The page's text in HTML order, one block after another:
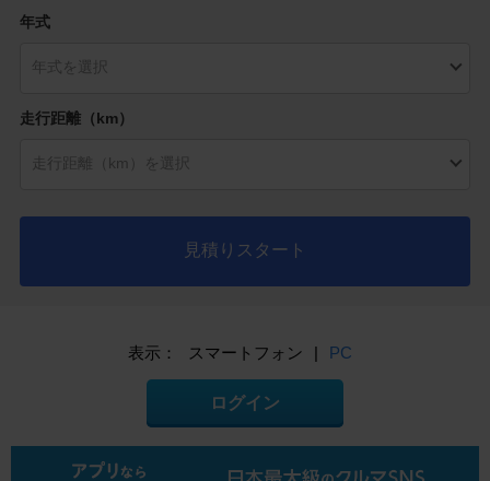
年式
走行距離（km）
見積りスタート
表示： スマートフォン | PC
ログイン